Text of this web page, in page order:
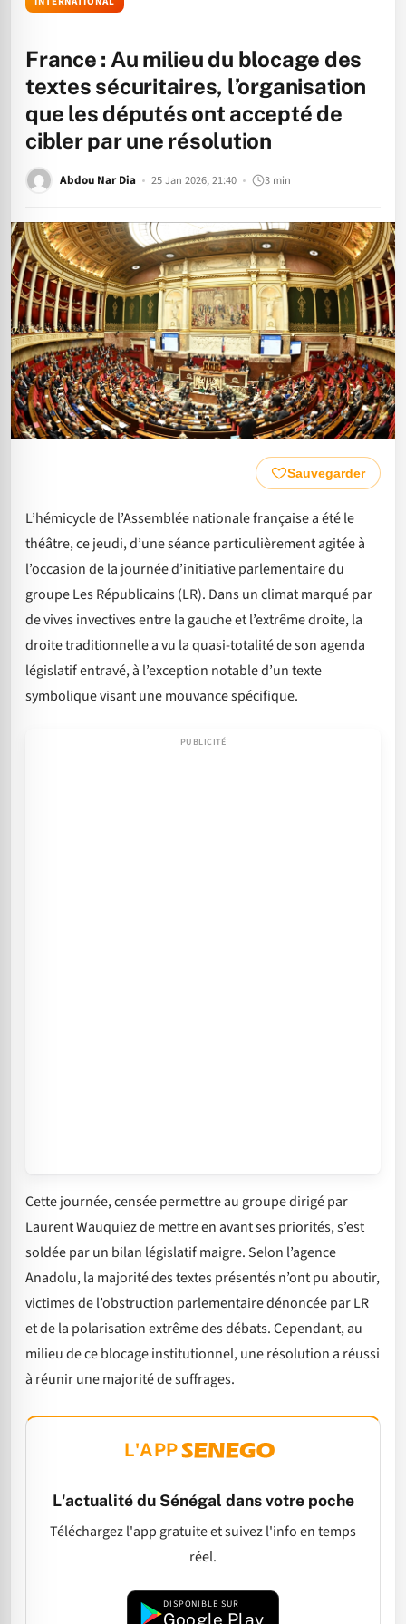
France : Au milieu du blocage des
textes sécuritaires, l’organisation
que les députés ont accepté de
cibler par une résolution
Abdou Nar Dia 25 Jan 2026, 21:40 3 min
Sauvegarder
L’hémicycle de l’Assemblée nationale française a été le
théâtre, ce jeudi, d’une séance particulièrement agitée à
l’occasion de la journée d’initiative parlementaire du
groupe Les Républicains (LR). Dans un climat marqué par
de vives invectives entre la gauche et l’extrême droite, la
droite traditionnelle a vu la quasi-totalité de son agenda
législatif entravé, à l’exception notable d’un texte
symbolique visant une mouvance spécifique.
Cette journée, censée permettre au groupe dirigé par
Laurent Wauquiez de mettre en avant ses priorités, s’est
soldée par un bilan législatif maigre. Selon l’agence
Anadolu, la majorité des textes présentés n’ont pu aboutir,
victimes de l’obstruction parlementaire dénoncée par LR
et de la polarisation extrême des débats. Cependant, au
milieu de ce blocage institutionnel, une résolution a réussi
à réunir une majorité de suffrages.
L'APP
L'actualité du Sénégal dans votre poche
Téléchargez l'app gratuite et suivez l'info en temps
réel.
DISPONIBLE SUR
Google Play